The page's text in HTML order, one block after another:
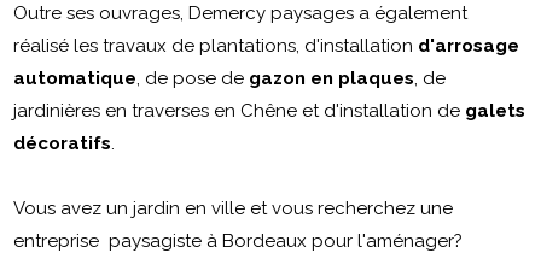
Outre ses ouvrages, Demercy paysages a également
réalisé les travaux de plantations, d'installation d'arrosage
automatique , de pose de gazon en plaques , de
jardinières en traverses en Chêne et d'installation de galets
décoratifs
Vous avez un jardin en ville et vous recherchez une
entreprise paysagiste à Bordeaux pour l'aménager?